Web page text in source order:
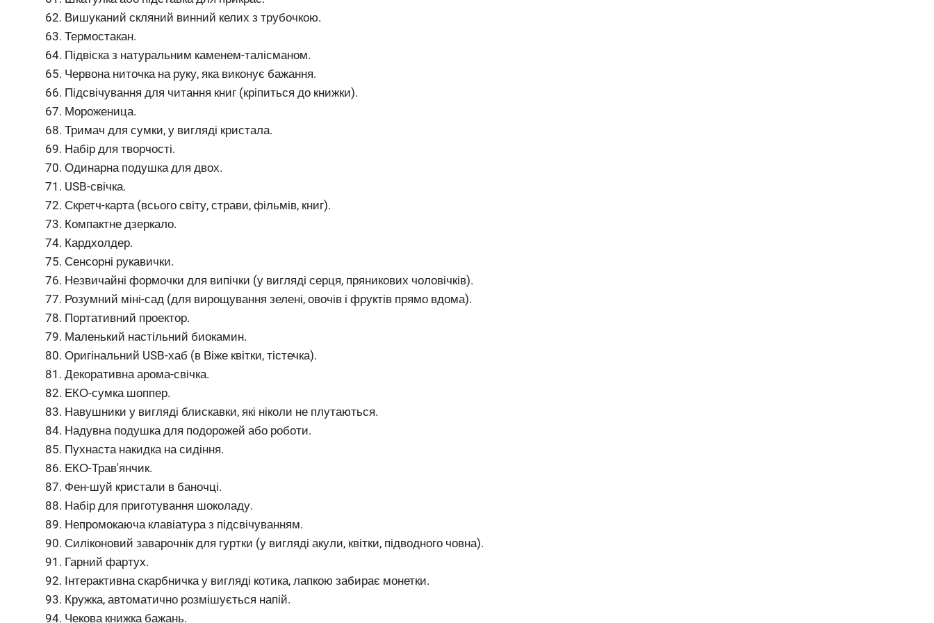
Вишуканий скляний винний келих з трубочкою.
Термостакан.
Підвіска з натуральним каменем-талісманом.
Червона ниточка на руку, яка виконує бажання.
Підсвічування для читання книг (кріпиться до книжки).
Мороженица.
Тримач для сумки, у вигляді кристала.
Набір для творчості.
Одинарна подушка для двох.
USB-свічка.
Скретч-карта (всього світу, страви, фільмів, книг).
Компактне дзеркало.
Кардхолдер.
Сенсорні рукавички.
Незвичайні формочки для випічки (у вигляді серця, пряникових чоловічків).
Розумний міні-сад (для вирощування зелені, овочів і фруктів прямо вдома).
Портативний проектор.
Маленький настільний биокамин.
Оригінальний USB-хаб (в Віже квітки, тістечка).
Декоративна арома-свічка.
ЕКО-сумка шоппер.
Навушники у вигляді блискавки, які ніколи не плутаються.
Надувна подушка для подорожей або роботи.
Пухнаста накидка на сидіння.
ЕКО-Трав'янчик.
Фен-шуй кристали в баночці.
Набір для приготування шоколаду.
Непромокаюча клавіатура з підсвічуванням.
Силіконовий заварочнік для гуртки (у вигляді акули, квітки, підводного човна).
Гарний фартух.
Інтерактивна скарбничка у вигляді котика, лапкою забирає монетки.
Кружка, автоматично розмішується напій.
Чекова книжка бажань.